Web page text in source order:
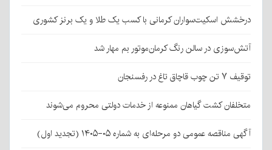
درخشش اسکیت‌سواران کرمانی با کسب یک طلا و یک برنز کشوری
آتش‌سوزی در سالن رنگ کرمان‌موتور بم مهار شد
توقیف ۷ تن چوب قاچاق تاغ در رفسنجان
متخلفان کشت گیاهان ممنوعه از خدمات دولتی محروم می‌شوند
آگهی مناقصه عمومی دو مرحله‌ای به شماره ۰۵-۱۴۰۵ (تجدید اول)